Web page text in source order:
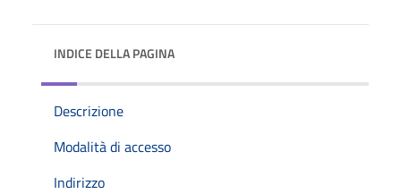
INDICE DELLA PAGINA
Descrizione
Modalità di accesso
Indirizzo